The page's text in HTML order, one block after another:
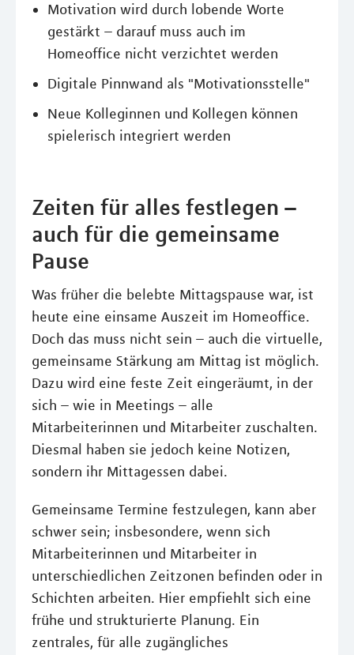
Motivation wird durch lobende Worte
gestärkt – darauf muss auch im
Homeoffice nicht verzichtet werden
Digitale Pinnwand als "Motivationsstelle"
Neue Kolleginnen und Kollegen können
spielerisch integriert werden
Zeiten für alles festlegen –
auch für die gemeinsame
Pause
Was früher die belebte Mittagspause war, ist
heute eine einsame Auszeit im Homeoffice.
Doch das muss nicht sein – auch die virtuelle,
gemeinsame Stärkung am Mittag ist möglich.
Dazu wird eine feste Zeit eingeräumt, in der
sich – wie in Meetings – alle
Mitarbeiterinnen und Mitarbeiter zuschalten.
Diesmal haben sie jedoch keine Notizen,
sondern ihr Mittagessen dabei.
Gemeinsame Termine festzulegen, kann aber
schwer sein; insbesondere, wenn sich
Mitarbeiterinnen und Mitarbeiter in
unterschiedlichen Zeitzonen befinden oder in
Schichten arbeiten. Hier empfiehlt sich eine
frühe und strukturierte Planung. Ein
zentrales, für alle zugängliches